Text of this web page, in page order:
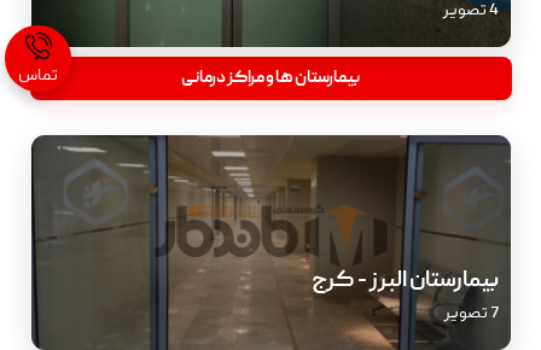
4 تصویر
بیمارستان ها و مراکز درمانی
بیمارستان البرز - کرج
7 تصویر
تماس